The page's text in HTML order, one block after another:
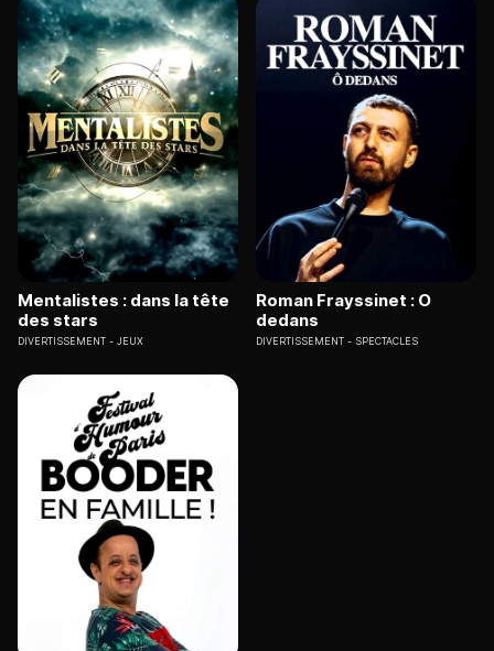
Mentalistes : dans la tête
des stars
DIVERTISSEMENT JEUX
Roman Frayssinet : O
dedans
DIVERTISSEMENT SPECTACLES